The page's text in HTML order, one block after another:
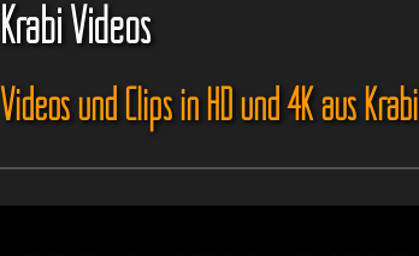
Krabi Videos
Videos und Clips in HD und 4K aus Krabi